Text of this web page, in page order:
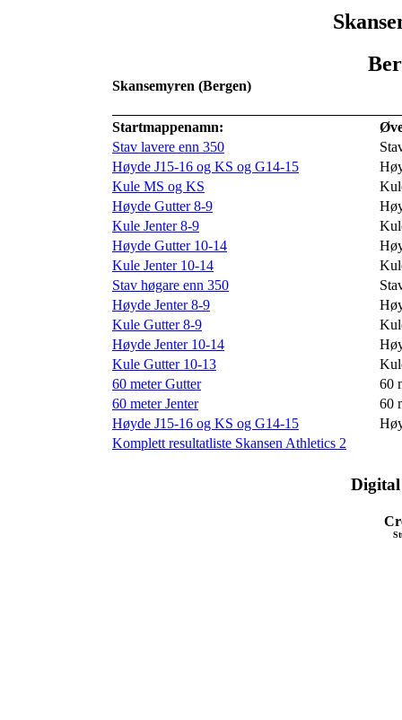
Skansemyren (Bergen)
Startmappenamn:
Stav lavere enn 350
Høyde J15-16 og KS og G14-15
Kule MS og KS
Høyde Gutter 8-9
Kule Jenter 8-9
Høyde Gutter 10-14
Kule Jenter 10-14
Stav høgare enn 350
Høyde Jenter 8-9
Kule Gutter 8-9
Høyde Jenter 10-14
Kule Gutter 10-13
60 meter Gutter
60
60 meter Jenter
60
Høyde J15-16 og KS og G14-15
Komplett resultatliste Skansen Athletics 2